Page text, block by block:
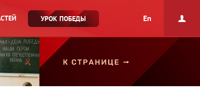
УРОК ПОБЕДЫ En